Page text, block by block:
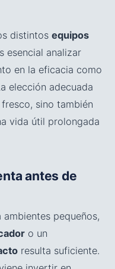
distintos equipos
esencial analizar
en la eficacia como
elección adecuada
sino también
vida útil prolongada
antes de
ambientes pequeños,
o un
resulta suficiente.